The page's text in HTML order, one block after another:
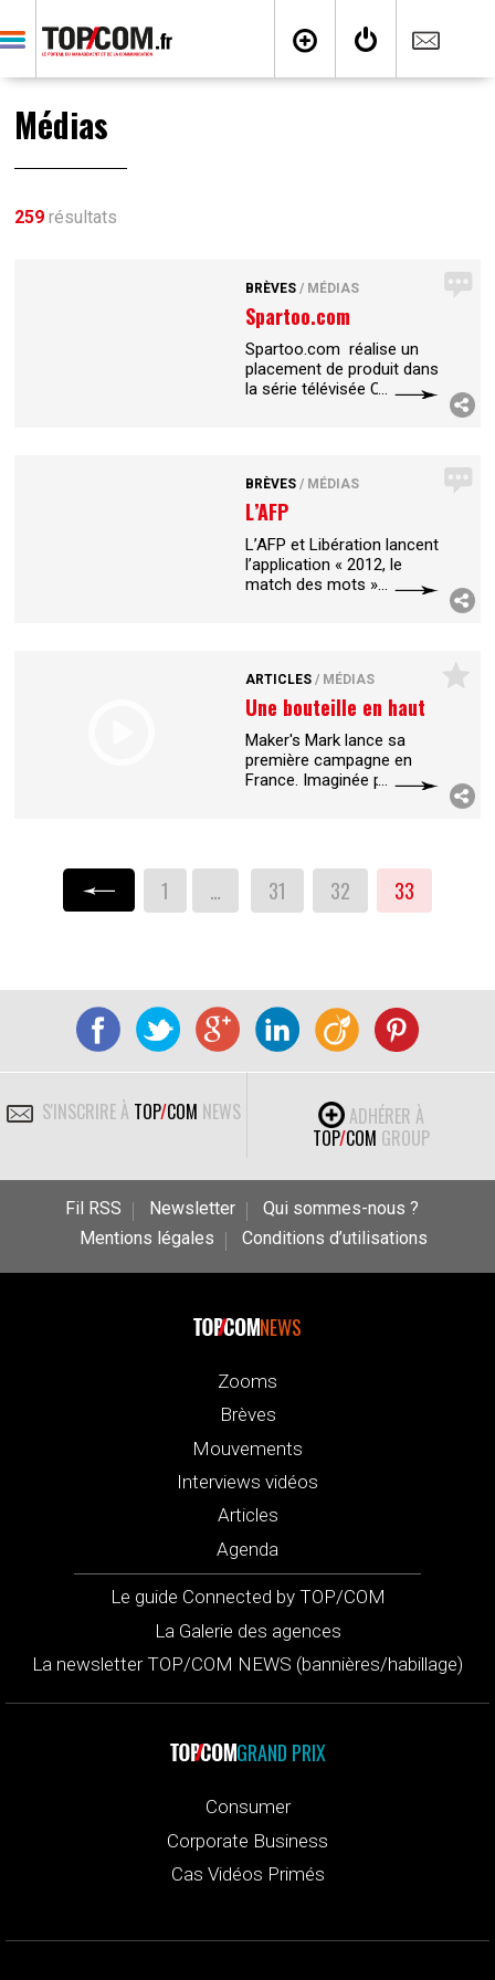
Médias
259 résultats
BRÈVES/ MÉDIAS
Spartoo.com
Spartoo.com réalise un
placement de produit dans
la série télévisée Clem qui
BRÈVES/ MÉDIAS
L’AFP
L’AFP et Libération lancent
l’application « 2012, le
match des mots ». Cet
ARTICLES/ MÉDIAS
Une bouteille en haut
de l’affiche
Maker's Mark lance sa
première campagne en
France. Imaginée par
1 … 31 32 33
S'INSCRIRE À TOP/COM NEWS
ADHÉRER À
TOP/COM GROUP
Fil RSS Newsletter
Qui sommes-nous ?
Mentions légales
Conditions d’utilisations
NEWS
Zooms
Brèves
Mouvements
Interviews vidéos
Articles
Agenda
Le guide Connected by TOP/COM
La Galerie des agences
La newsletter TOP/COM NEWS (bannières/habillage)
GRAND PRIX
Consumer
Corporate Business
Cas Vidéos Primés